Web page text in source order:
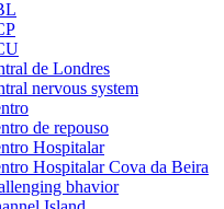
de Londres
nervous system
de repouso
Hospitalar
Hospitalar Cova da Beira
bhavior